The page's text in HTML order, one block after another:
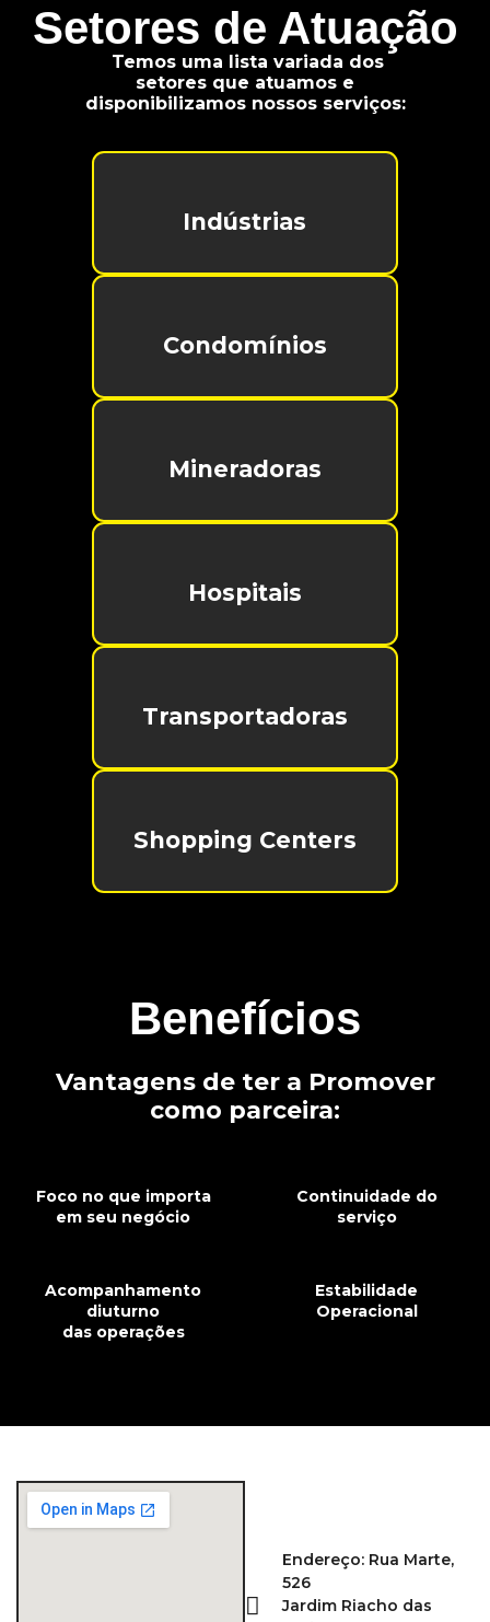
Setores de Atuação
Temos uma lista variada dos
setores que atuamos e
disponibilizamos nossos serviços:
Indústrias
Condomínios
Mineradoras
Hospitais
Transportadoras
Shopping Centers
Benefícios
Vantagens de ter a Promover
como parceira:
Foco no que importa
em seu negócio
Continuidade do
serviço
Acompanhamento
diuturno
das operações
Estabilidade
Operacional
Endereço: Rua Marte,
526
Jardim Riacho das